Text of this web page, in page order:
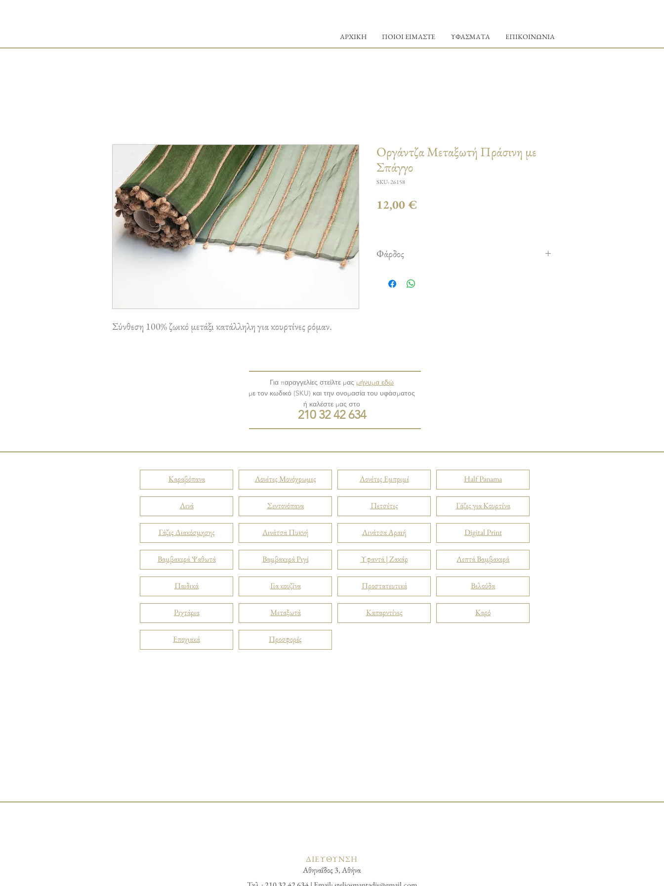
ΑΡΧΙΚΗ ΠΟΙΟΙ ΕΙΜΑΣΤΕ ΥΦΑΣΜΑΤΑ ΕΠΙΚΟΙΝΩΝΙΑ
Σύνθεση 100% ζωικό μετάξι κατάλληλη για κουρτίνες ρόμαν.
Οργάντζα Μεταξωτή Πράσινη με
Σπάγγο
SKU: 26158
12,00 €
Φάρδος
Για παραγγελίες στείλτε μας μήνυμα εδώ
με τον κωδικό (SKU) και την ονομασία του υφάσματος
ή καλέστε μας στο
210 32 42 634
Καραβόπανα
Λινά
Γάζες Διακόσμησης
Βαμβακερά Ψαθωτά
Παιδικά
Ριχτάρια
Εποχιακά
Λονέτες Μονόχρωμες
Σεντονόπανα
Λινάτσα Πυκνή
Βαμβακερά Ριγέ
Για κουζίνα
Μεταξωτά
Προσφορές
Λονέτες Εμπριμέ
Πετσέτες
Λινάτσα Αραιή
Υφαντά | Ζακάρ
Προστατευτικά
Καπαρντίνες
Half Panama
Γάζες για Κουρτίνα
Digital Print
Λεπτά Βαμβακερά
Βελούδα
Καρό
ΔΙΕΥΘΥΝΣΗ
Αθηναΐδος 3, Αθήνα